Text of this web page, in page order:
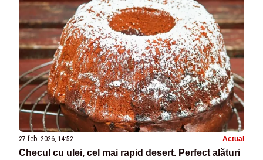
27 feb. 2026, 14:52 Actual
Checul cu ulei, cel mai rapid desert. Perfect alături